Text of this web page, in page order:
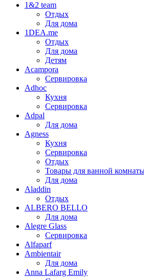
1&2 team
Отдых
Для дома
1DEA.me
Отдых
Для дома
Детям
Acampora
Сервировка
Adhoc
Кухня
Сервировка
Adpal
Для дома
Agness
Кухня
Сервировка
Отдых
Товары для ванной
Для дома
Aladdin
Отдых
ALBERO BELLO
Для дома
Alegre Glass
Сервировка
Alfaparf
Ambientair
Для дома
Anna Lafarg Emily